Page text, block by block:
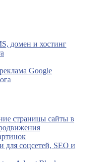
домен и хостинг
Google
страницы сайты в
для соцсетей, SEO и